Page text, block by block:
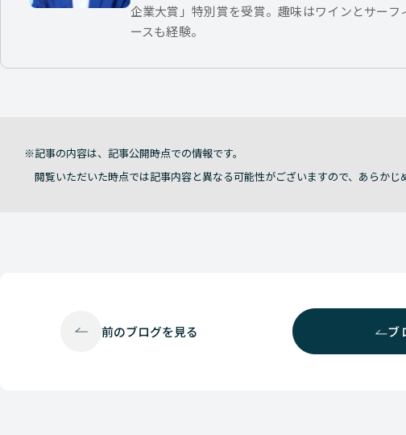
企業大賞」特別賞を受賞。趣味はワインとサーフ
ースも経験。
記事の内容は、記事公開時点での情報です。
閲覧いただいた時点では記事内容と異なる可能性がございますので、あらかじ
前のブログを見る ブ